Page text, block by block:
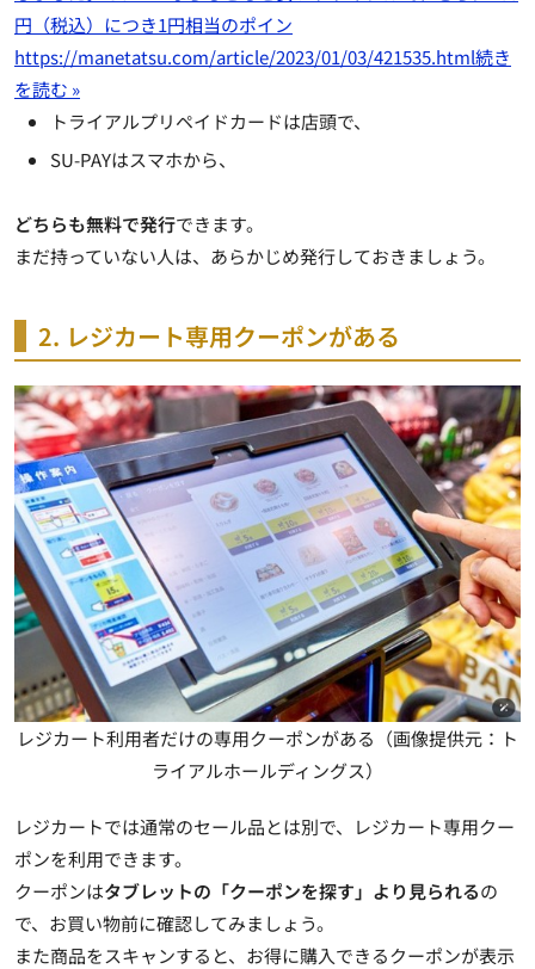
円（税込）につき1円相当のポイン
https://manetatsu.com/article/2023/01/03/421535.html続き
を読む »
トライアルプリペイドカードは店頭で、
SU-PAYはスマホから、
どちらも無料で発行できます。
まだ持っていない人は、あらかじめ発行しておきましょう。
2. レジカート専用クーポンがある
レジカート利用者だけの専用クーポンがある（画像提供元：ト
ライアルホールディングス）
レジカートでは通常のセール品とは別で、
レジカート専用クー
ポンを利用できます。
クーポンはタブレットの「クーポンを探す」より見られるの
で、お買い物前に確認してみましょう。
また商品をスキャンすると、お得に購入できるクーポンが表示